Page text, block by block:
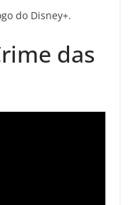
do Disney+.
das